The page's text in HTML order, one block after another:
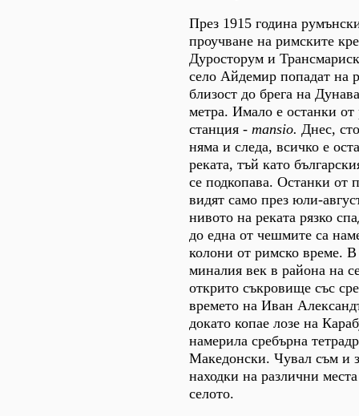
През 1915 година
проучване на римските
Дуросторум и
село Айдемир попадат на
близост до брега на
метра. Имало е останки от
станция - mansio. Днес,
няма и следа, всичко е
реката, тъй като
се подкопава. Останки от
видят само през юли-
нивото на реката рязко
до една от чешмите са
колони от римско време. В
миналия век в района на
открито съкровище със
времето на Иван
докато копае лозе на
намерила сребърна
Македонски. Чувал съм и
находки на различни
селото.